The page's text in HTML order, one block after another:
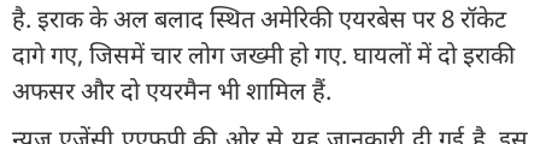
है. इराक के अल बलाद स्थित अमेरिकी एयरबेस पर 8 रॉकेट
दागे गए, जिसमें चार लोग जख्मी हो गए. घायलों में दो इराकी
अफसर और दो एयरमैन भी शामिल हैं.